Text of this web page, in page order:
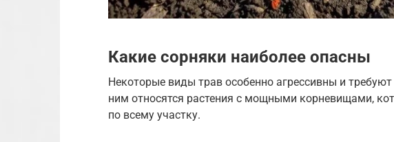
Какие сорняки наиболее опасны
Некоторые виды трав особенно агрессивны и
ним относятся растения с мощными корневищами,
по всему участку.